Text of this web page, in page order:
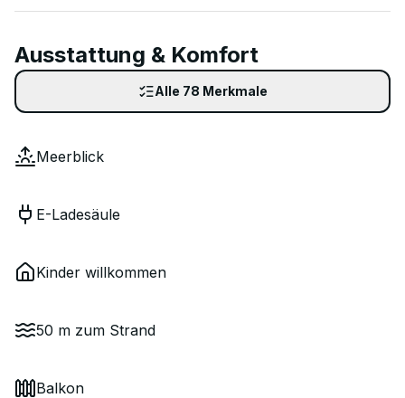
Ausstattung & Komfort
Alle 78 Merkmale
Meerblick
E-Ladesäule
Kinder willkommen
50 m zum Strand
Balkon